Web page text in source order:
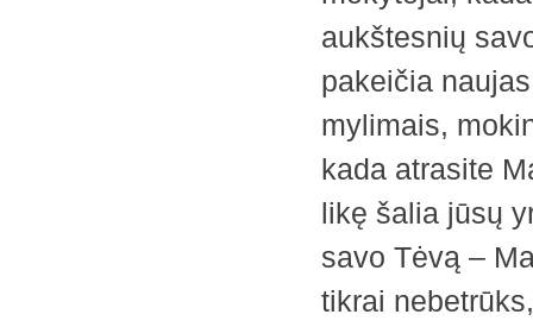
aukštesnių
pakeičia
mylimais,
kada atrasite
likę šalia jūsų
savo Tėvą –
tikrai